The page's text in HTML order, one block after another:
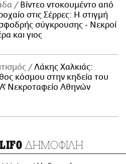
Βίντεο ντοκουμέντο από
στις Σέρρες: Η στιγμή
σύγκρουσης - Νεκροί
και γιος
Λάκης Χαλκιάς:
κόσμου στην κηδεία του
Νεκροταφείο Αθηνών
ΔΗΜΟΦΙΛΗ